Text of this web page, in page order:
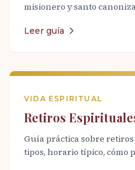
misionero y santo
Leer guía
VIDA ESPIRITUAL
Retiros
Guía práctica sobre
tipos, horario típico, cómo